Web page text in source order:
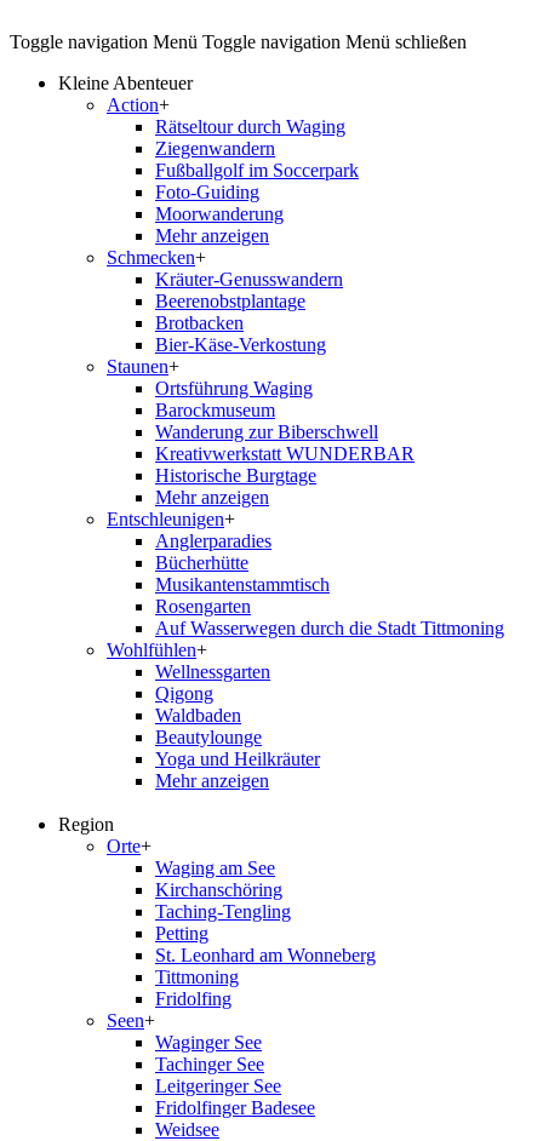
Toggle navigation Menü Toggle navigation Menü schließen
Kleine Abenteuer
Action+
Rätseltour durch Waging
Ziegenwandern
Fußballgolf im Soccerpark
Foto-Guiding
Moorwanderung
Mehr anzeigen
Schmecken+
Kräuter-Genusswandern
Beerenobstplantage
Brotbacken
Bier-Käse-Verkostung
Staunen+
Ortsführung Waging
Barockmuseum
Wanderung zur Biberschwell
Kreativwerkstatt WUNDERBAR
Historische Burgtage
Mehr anzeigen
Entschleunigen+
Anglerparadies
Bücherhütte
Musikantenstammtisch
Rosengarten
Auf Wasserwegen durch die Stadt Tittmoning
Wohlfühlen+
Wellnessgarten
Qigong
Waldbaden
Beautylounge
Yoga und Heilkräuter
Mehr anzeigen
Region
Orte+
Waging am See
Kirchanschöring
Taching-Tengling
Petting
St. Leonhard am Wonneberg
Tittmoning
Fridolfing
Seen+
Waginger See
Tachinger See
Leitgeringer See
Fridolfinger Badesee
Weidsee